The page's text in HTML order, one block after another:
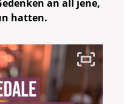
an all jene,
hatten.